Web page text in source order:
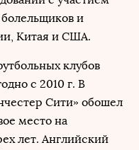
и
Китая и США.
клубов
с 2010 г. В
Сити» обошел
место на
лет. Английский